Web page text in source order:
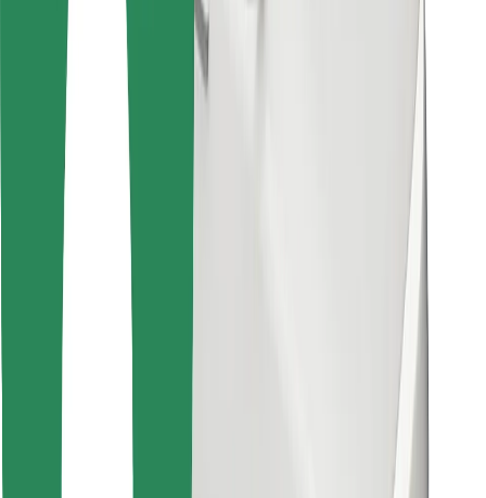
Piškotki
Varnost
Do vožnje v nekaj minutah!
Najdi svojo najljubšo hrano!
Prenesi aplikacijo Bolt Food